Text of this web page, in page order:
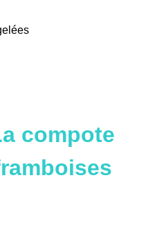
compote